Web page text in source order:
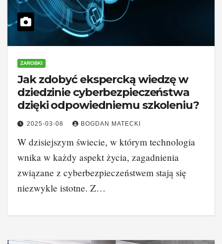
ZAROBKI
Jak zdobyć ekspercką wiedzę w
dziedzinie cyberbezpieczeństwa
dzięki odpowiedniemu szkoleniu?
2025-03-08 BOGDAN MATECKI
W dzisiejszym świecie, w którym technologia
wnika w każdy aspekt życia, zagadnienia
związane z cyberbezpieczeństwem stają się
niezwykle istotne. Z…